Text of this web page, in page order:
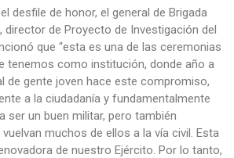
desfile de honor, el general de Brigada
director de Proyecto de Investigación del
que “esta es una de las ceremonias
tenemos como institución, donde año a
de gente joven hace este compromiso,
a la ciudadanía y fundamentalmente
ser un buen militar, pero también
muchos de ellos a la vía civil. Esta
de nuestro Ejército. Por lo tanto,